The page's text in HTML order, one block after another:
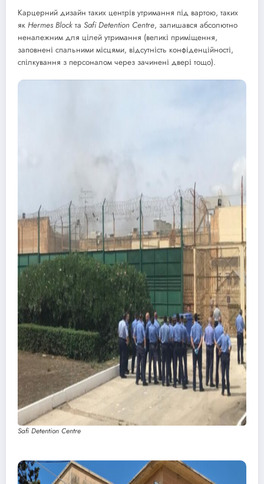
Карцерний дизайн таких центрів утримання під вартою, таких
як Hermes Block та Safi Detention Centre, залишався абсолютно
неналежним для цілей утримання (великі приміщення,
заповнені спальними місцями, відсутність конфіденційності,
спілкування з персоналом через зачинені двері тощо).
Safi Detention Centre